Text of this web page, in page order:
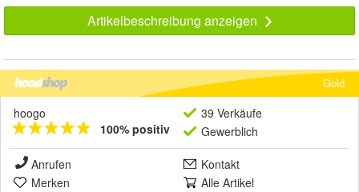
Artikelbeschreibung anzeigen
Gold
hoogo
100% positiv
39 Verkäufe
Gewerblich
Anrufen
Kontakt
Merken
Alle Artikel